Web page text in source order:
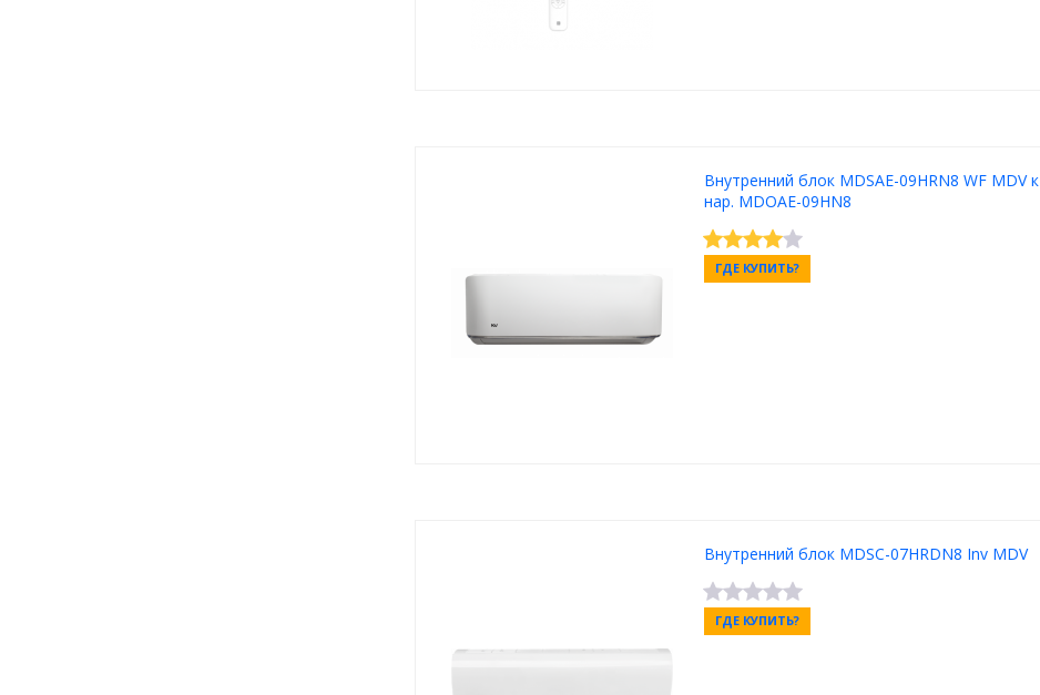
Внутренний блок MDSAE-09HRN8 WF MDV к
нар. MDOAE-09HN8
ГДЕ КУПИТЬ?
Внутренний блок MDSC-07HRDN8 Inv MDV
ГДЕ КУПИТЬ?